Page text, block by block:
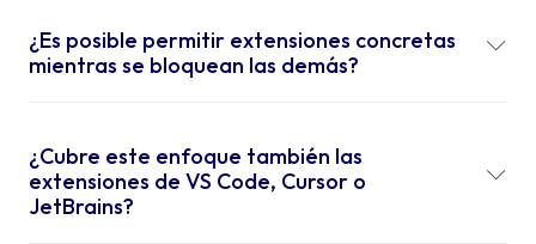
¿Es posible permitir extensiones concretas
mientras se bloquean las demás?
¿Cubre este enfoque también las
extensiones de VS Code, Cursor o
JetBrains?